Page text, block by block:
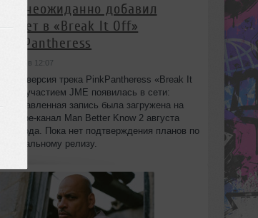
JME неожиданно добавил
куплет в «Break It Off»
PinkPantheress
сегодня в 12:07
Новая версия трека PinkPantheress «Break It
Off» с участием JME появилась в сети:
незаглавленная запись была загружена на
YouTube-канал Man Better Know 2 августа
2026 года. Пока нет подтверждения планов по
официальному релизу.